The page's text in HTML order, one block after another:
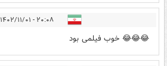
۲۰:۰۸ - ۱۴۰۲/۱۱/۰۱
😂😂😂 خوب فیلمی بود